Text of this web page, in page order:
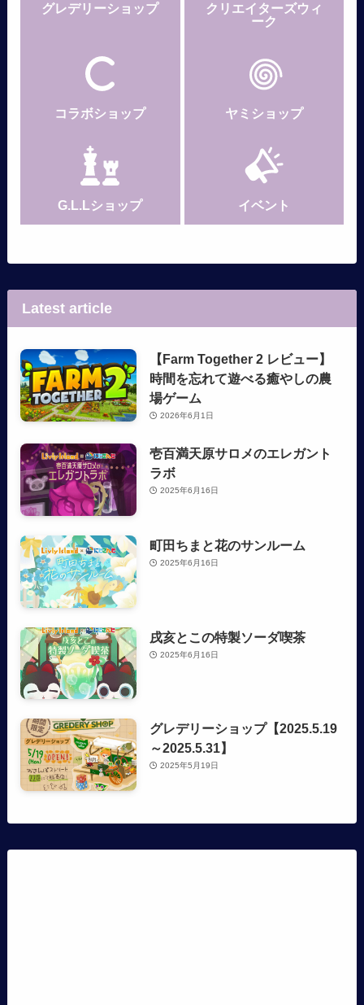
グレデリーショップ
クリエイターズウィ
ーク
コラボショップ ヤミショップ
G.L.Lショップ イベント
Latest article
【Farm Together 2 レビュー】
時間を忘れて遊べる癒やしの農
場ゲーム
2026年6月1日
壱百満天原サロメのエレガント
ラボ
2025年6月16日
町田ちまと花のサンルーム
2025年6月16日
戌亥とこの特製ソーダ喫茶
2025年6月16日
グレデリーショップ【2025.5.19
～2025.5.31】
2025年5月19日